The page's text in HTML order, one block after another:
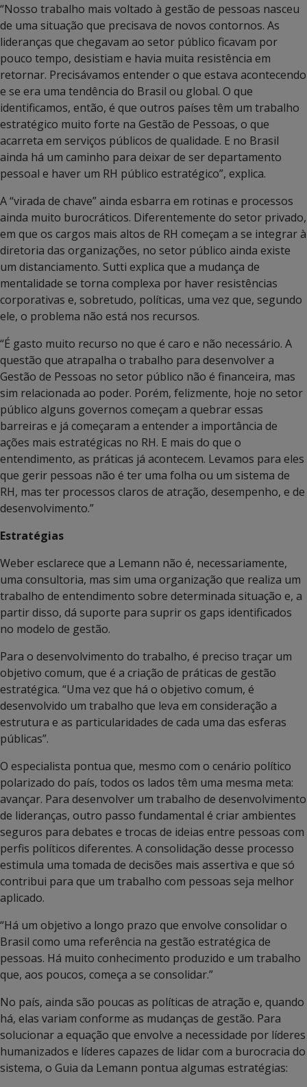
“Nosso trabalho mais voltado à gestão de pessoas nasceu
de uma situação que precisava de novos contornos. As
lideranças que chegavam ao setor público ficavam por
pouco tempo, desistiam e havia muita resistência em
retornar. Precisávamos entender o que estava acontecendo
e se era uma tendência do Brasil ou global. O que
identificamos, então, é que outros países têm um trabalho
estratégico muito forte na Gestão de Pessoas, o que
acarreta em serviços públicos de qualidade. E no Brasil
ainda há um caminho para deixar de ser departamento
pessoal e haver um RH público estratégico”, explica.
A “virada de chave” ainda esbarra em rotinas e processos
ainda muito burocráticos. Diferentemente do setor privado,
em que os cargos mais altos de RH começam a se integrar à
diretoria das organizações, no setor público ainda existe
um distanciamento. Sutti explica que a mudança de
mentalidade se torna complexa por haver resistências
corporativas e, sobretudo, políticas, uma vez que, segundo
ele, o problema não está nos recursos.
“É gasto muito recurso no que é caro e não necessário. A
questão que atrapalha o trabalho para desenvolver a
Gestão de Pessoas no setor público não é financeira, mas
sim relacionada ao poder. Porém, felizmente, hoje no setor
público alguns governos começam a quebrar essas
barreiras e já começaram a entender a importância de
ações mais estratégicas no RH. E mais do que o
entendimento, as práticas já acontecem. Levamos para eles
que gerir pessoas não é ter uma folha ou um sistema de
RH, mas ter processos claros de atração, desempenho, e de
desenvolvimento.”
Estratégias
Weber esclarece que a Lemann não é, necessariamente,
uma consultoria, mas sim uma organização que realiza um
trabalho de entendimento sobre determinada situação e, a
partir disso, dá suporte para suprir os gaps identificados
no modelo de gestão.
Para o desenvolvimento do trabalho, é preciso traçar um
objetivo comum, que é a criação de práticas de gestão
estratégica. “Uma vez que há o objetivo comum, é
desenvolvido um trabalho que leva em consideração a
estrutura e as particularidades de cada uma das esferas
públicas”.
O especialista pontua que, mesmo com o cenário político
polarizado do país, todos os lados têm uma mesma meta:
avançar. Para desenvolver um trabalho de desenvolvimento
de lideranças, outro passo fundamental é criar ambientes
seguros para debates e trocas de ideias entre pessoas com
perfis políticos diferentes. A consolidação desse processo
estimula uma tomada de decisões mais assertiva e que só
contribui para que um trabalho com pessoas seja melhor
aplicado.
“Há um objetivo a longo prazo que envolve consolidar o
Brasil como uma referência na gestão estratégica de
pessoas. Há muito conhecimento produzido e um trabalho
que, aos poucos, começa a se consolidar.”
No país, ainda são poucas as políticas de atração e, quando
há, elas variam conforme as mudanças de gestão. Para
solucionar a equação que envolve a necessidade por líderes
humanizados e líderes capazes de lidar com a burocracia do
sistema, o Guia da Lemann pontua algumas estratégias: